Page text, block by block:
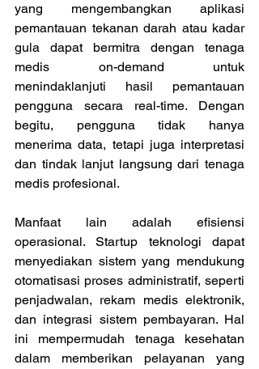
yang mengembangkan aplikasi
pemantauan tekanan darah atau kadar
gula dapat bermitra dengan tenaga
medis on-demand untuk
menindaklanjuti hasil pemantauan
pengguna secara real-time. Dengan
begitu, pengguna tidak hanya
menerima data, tetapi juga interpretasi
dan tindak lanjut langsung dari tenaga
medis profesional.
Manfaat lain adalah efisiensi
operasional. Startup teknologi dapat
menyediakan sistem yang mendukung
otomatisasi proses administratif, seperti
penjadwalan, rekam medis elektronik,
dan integrasi sistem pembayaran. Hal
ini mempermudah tenaga kesehatan
dalam memberikan pelayanan yang